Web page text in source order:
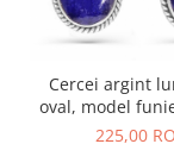
Cercei argint
oval, model
225,00